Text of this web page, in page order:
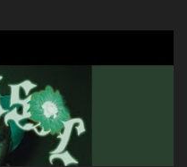
a todo el mundo pa' conectar
pisas a to'a tu gente Pa’ dar
traigo un Balvin en los
resiliente ¿Acaso eres
Parcerito, abre los ojos y
son los nombres de tus
del diablo " ¿Si ...